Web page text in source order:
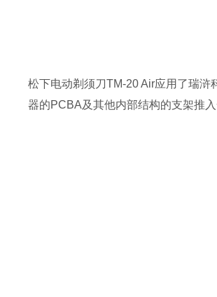
松下电动剃须刀TM-20 Air应用了瑞
器的PCBA及其他内部结构的支架推